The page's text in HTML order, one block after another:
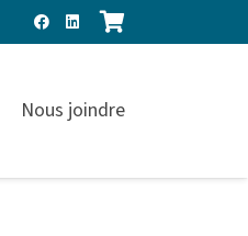
Nous joindre